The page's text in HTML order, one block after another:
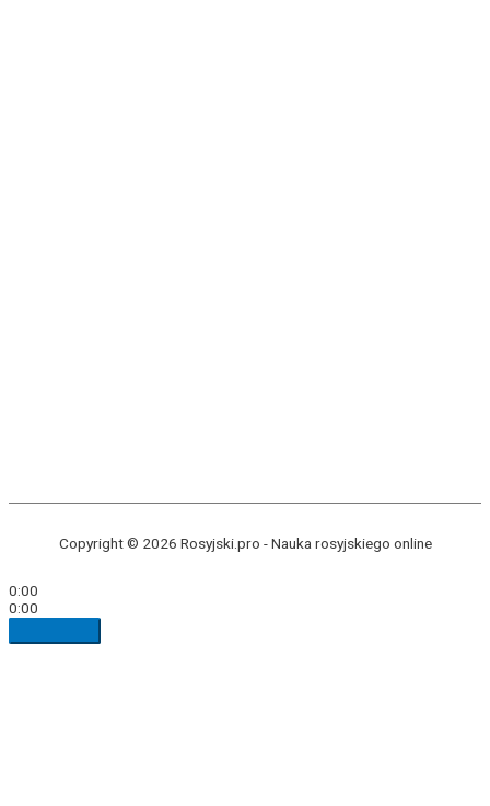
Copyright © 2026 Rosyjski.pro -Nauka rosyjskiego online
0:00
0:00